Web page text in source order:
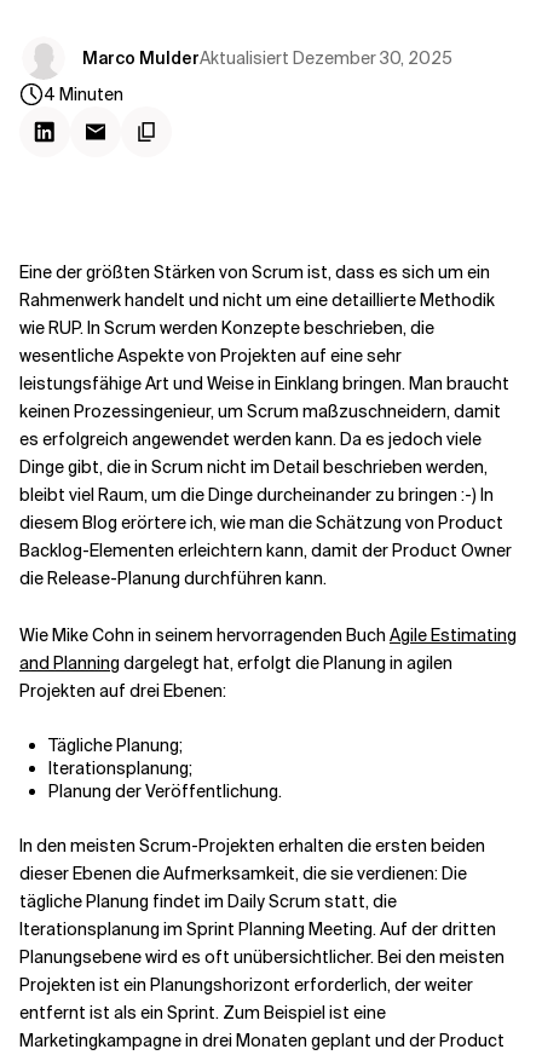
Marco MulderAktualisiert Dezember 30, 2025
4 Minuten
Eine der größten Stärken von Scrum ist, dass es sich um ein
Rahmenwerk handelt und nicht um eine detaillierte Methodik
wie RUP. In Scrum werden Konzepte beschrieben, die
wesentliche Aspekte von Projekten auf eine sehr
leistungsfähige Art und Weise in Einklang bringen. Man braucht
keinen Prozessingenieur, um Scrum maßzuschneidern, damit
es erfolgreich angewendet werden kann. Da es jedoch viele
Dinge gibt, die in Scrum nicht im Detail beschrieben werden,
bleibt viel Raum, um die Dinge durcheinander zu bringen :-) In
diesem Blog erörtere ich, wie man die Schätzung von Product
Backlog-Elementen erleichtern kann, damit der Product Owner
die Release-Planung durchführen kann.
Wie Mike Cohn in seinem hervorragenden Buch Agile Estimating
and Planning dargelegt hat, erfolgt die Planung in agilen
Projekten auf drei Ebenen:
Tägliche Planung;
Iterationsplanung;
Planung der Veröffentlichung.
In den meisten Scrum-Projekten erhalten die ersten beiden
dieser Ebenen die Aufmerksamkeit, die sie verdienen: Die
tägliche Planung findet im Daily Scrum statt, die
Iterationsplanung im Sprint Planning Meeting. Auf der dritten
Planungsebene wird es oft unübersichtlicher. Bei den meisten
Projekten ist ein Planungshorizont erforderlich, der weiter
entfernt ist als ein Sprint. Zum Beispiel ist eine
Marketingkampagne in drei Monaten geplant und der Product